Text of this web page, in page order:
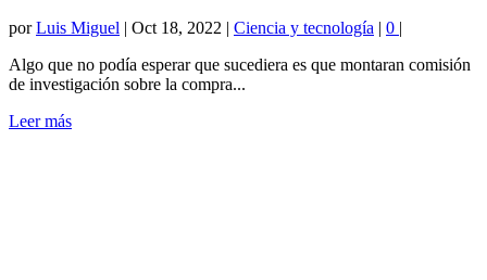
porLuis Miguel | Oct 18, 2022 | Ciencia y tecnología | 0 |
Algo que no podía esperar que sucediera es que montaran comisión
de investigación sobre la compra...
Leer más